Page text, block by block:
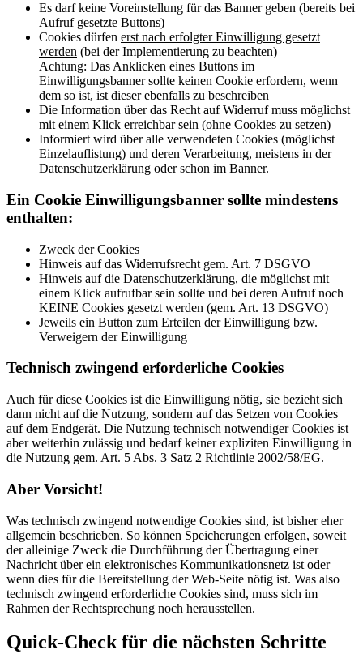
Es darf keine Voreinstellung für das Banner geben (bereits bei
Aufruf gesetzte Buttons)
Cookies dürfen erst nach erfolgter Einwilligung gesetzt
werden (bei der Implementierung zu beachten)
Achtung: Das Anklicken eines Buttons im
Einwilligungsbanner sollte keinen Cookie erfordern, wenn
dem so ist, ist dieser ebenfalls zu beschreiben
Die Information über das Recht auf Widerruf muss möglichst
mit einem Klick erreichbar sein (ohne Cookies zu setzen)
Informiert wird über alle verwendeten Cookies (möglichst
Einzelauflistung) und deren Verarbeitung, meistens in der
Datenschutzerklärung oder schon im Banner.
Ein Cookie Einwilligungsbanner sollte mindestens
enthalten:
Zweck der Cookies
Hinweis auf das Widerrufsrecht gem. Art. 7 DSGVO
Hinweis auf die Datenschutzerklärung, die möglichst mit
einem Klick aufrufbar sein sollte und bei deren Aufruf noch
KEINE Cookies gesetzt werden (gem. Art. 13 DSGVO)
Jeweils ein Button zum Erteilen der Einwilligung bzw.
Verweigern der Einwilligung
Technisch zwingend erforderliche Cookies
Auch für diese Cookies ist die Einwilligung nötig, sie bezieht sich
dann nicht auf die Nutzung, sondern auf das Setzen von Cookies
auf dem Endgerät. Die Nutzung technisch notwendiger Cookies ist
aber weiterhin zulässig und bedarf keiner expliziten Einwilligung in
die Nutzung gem. Art. 5 Abs. 3 Satz 2 Richtlinie 2002/58/EG.
Aber Vorsicht!
Was technisch zwingend notwendige Cookies sind, ist bisher eher
allgemein beschrieben. So können Speicherungen erfolgen, soweit
der alleinige Zweck die Durchführung der Übertragung einer
Nachricht über ein elektronisches Kommunikationsnetz ist oder
wenn dies für die Bereitstellung der Web-Seite nötig ist. Was also
technisch zwingend erforderliche Cookies sind, muss sich im
Rahmen der Rechtsprechung noch herausstellen.
Quick-Check für die nächsten Schritte